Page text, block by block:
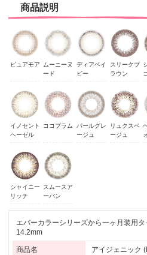
商品説明
ピュアモア ムーニーヌ
ード
ディアベイ
ビー
スリークブ
ラウン
イノセント
ヘーゼル
ココプラム パールグレ
ージュ
リュクスベ
ージュ
シャイニー
リッチ
スムースア
ーバン
エバーカラーシリーズから一ヶ月装用
14.2mm
商品名 アイジェニック